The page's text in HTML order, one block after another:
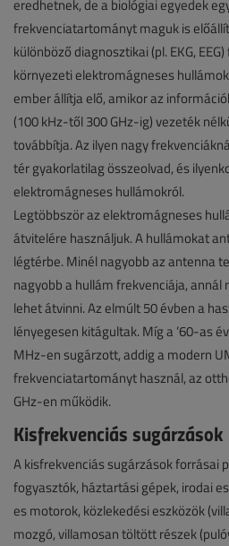
eredhetnek, de a biológiai egyedek
frekvenciatartományt maguk is
különböző diagnosztikai (pl. EKG,
környezeti elektromágneses
ember állítja elő, amikor az
(100 kHz-től 300 GHz-ig) vezeték
továbbítja. Az ilyen nagy
tér gyakorlatilag összeolvad, és
elektromágneses hullámokról.
Legtöbbször az elektromágneses
átvitelére használjuk. A hullámokat
légtérbe. Minél nagyobb az antenna
nagyobb a hullám frekvenciája,
lehet átvinni. Az elmúlt 50 évben a
lényegesen kitágultak. Míg a ’60-as
MHz-en sugárzott, addig a modern
frekvenciatartományt használ, az
GHz-en működik.
Kisfrekvenciás sugárzások
A kisfrekvenciás sugárzások forrásai
fogyasztók, háztartási gépek, irodai
es motorok, közlekedési eszközök
mozgó, villamosan töltött részek